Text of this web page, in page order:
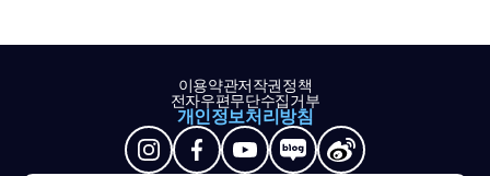
이용약관저작권정책
전자우편무단수집거부
개인정보처리방침